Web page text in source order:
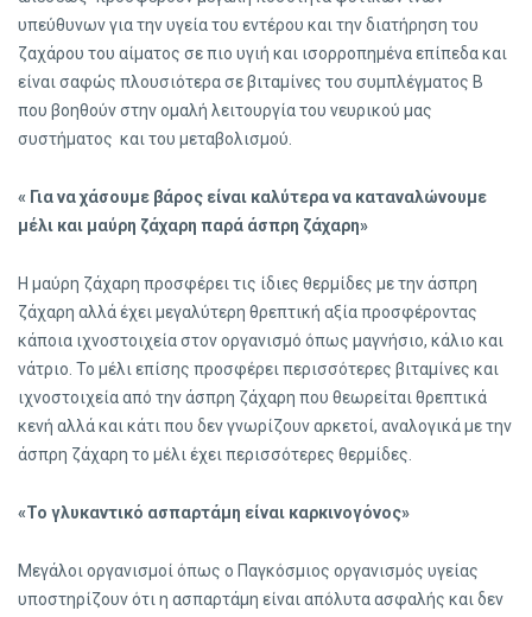
υπεύθυνων για την υγεία του εντέρου και την διατήρηση του
ζαχάρου του αίματος σε πιο υγιή και ισορροπημένα επίπεδα και
είναι σαφώς πλουσιότερα σε βιταμίνες του συμπλέγματος Β
που βοηθούν στην ομαλή λειτουργία του νευρικού μας
συστήματος και του μεταβολισμού.
« Για να χάσουμε βάρος είναι καλύτερα να καταναλώνουμε
μέλι και μαύρη ζάχαρη παρά άσπρη ζάχαρη»
Η μαύρη ζάχαρη προσφέρει τις ίδιες θερμίδες με την άσπρη
ζάχαρη αλλά έχει μεγαλύτερη θρεπτική αξία προσφέροντας
κάποια ιχνοστοιχεία στον οργανισμό όπως μαγνήσιο, κάλιο και
νάτριο. Το μέλι επίσης προσφέρει περισσότερες βιταμίνες και
ιχνοστοιχεία από την άσπρη ζάχαρη που θεωρείται θρεπτικά
κενή αλλά και κάτι που δεν γνωρίζουν αρκετοί, αναλογικά με την
άσπρη ζάχαρη το μέλι έχει περισσότερες θερμίδες.
«Το γλυκαντικό ασπαρτάμη είναι καρκινογόνος»
Μεγάλοι οργανισμοί όπως ο Παγκόσμιος οργανισμός υγείας
υποστηρίζουν ότι η ασπαρτάμη είναι απόλυτα ασφαλής και δεν